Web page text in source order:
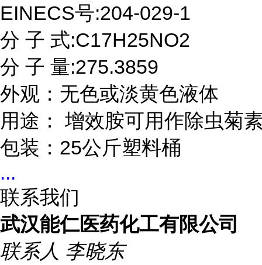
EINECS号:204-029-1
分 子 式:C17H25NO2
分 子 量:275.3859
外观：无色或淡黄色液体
用途： 增效胺可用作除虫菊
包装：25公斤塑料桶
...
联系我们
武汉能仁医药化工有限公司
联系人 李晓东